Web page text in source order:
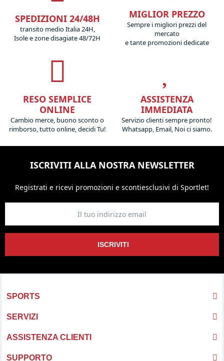
SPEDIZIONI 24/48H
transito medio Italia 24H,
Isole e zone disagiate 48/72H
MIGLIOR PREZZO
Sempre i migliori prezzi del
mercato
e tante promozioni dedicate
RESO SEMPLICE
ONLINE
Cambio merce, buono sconto o
rimborso, tutto online, decidi Tu!
ASSISTENZA
IMMEDIATA
Servizio clienti sempre pronto!
Whatsapp, Email, Noi ci siamo.
ISCRIVITI ALLA NOSTRA NEWSLETTER
Registrati e ricevi promozioni e scontiesclusivi di Sportlet!
ISCRIVITI
SPORTS
SERVIZI
ASSISTENZA CLIENTI
SUPPORTO